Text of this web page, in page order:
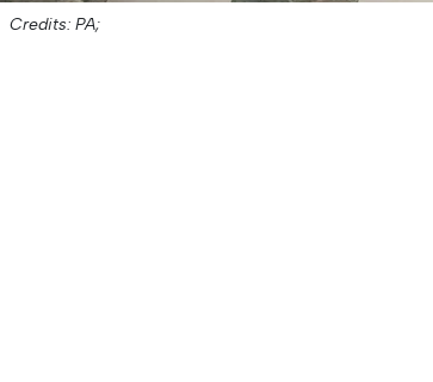
Credits: PA;